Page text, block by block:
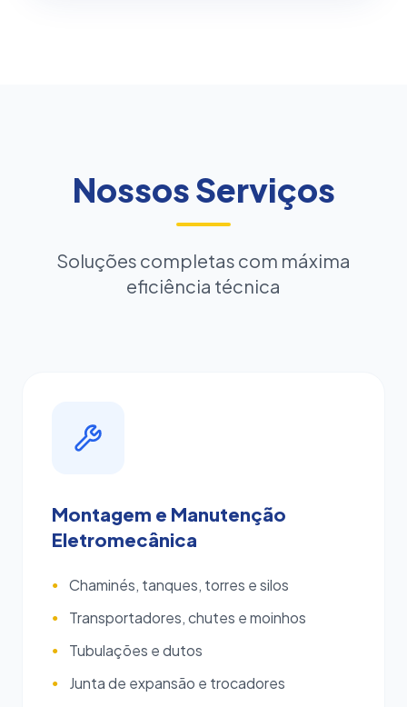
Nossos Serviços
Soluções completas com máxima
eficiência técnica
Montagem e Manutenção
Eletromecânica
● Chaminés, tanques, torres e silos
● Transportadores, chutes e moinhos
● Tubulações e dutos
●
Junta de expansão e trocadores